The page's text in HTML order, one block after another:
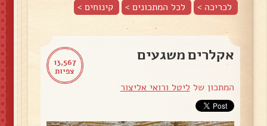
לכריכה > לכל המתכונים > קינוחים>
13,567
צפיות
אקלרים משגעים
המתכון של ליטל ורואי אליצור